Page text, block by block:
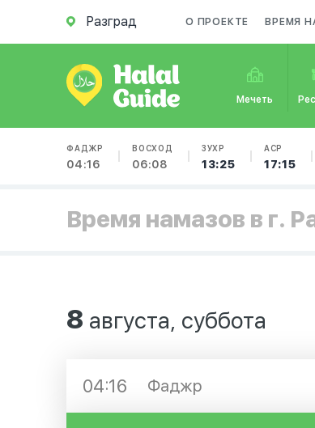
Разград О ПРОЕКТЕ ВРЕМЯ
Мечеть
ФАДЖР
04:16
ВОСХОД
06:08
ЗУХР
13:25
АСР
17:15
Время намазов в г.
8 августа, суббота
04:16 Фаджр